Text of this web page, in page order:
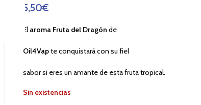
5,50€
El aroma Fruta del Dragónde
Oil4Vapte conquistará con su fiel
sabor si eres un amante de esta fruta tropical.
Sin existencias